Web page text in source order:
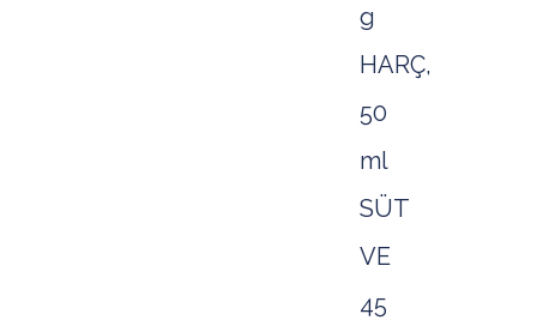
g
HARÇ,
50
ml
SÜT
VE
45